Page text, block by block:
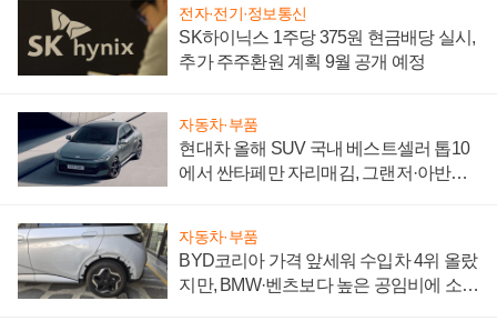
전자·전기·정보통신
SK하이닉스 1주당 375원 현금배당 실시,
추가 주주환원 계획 9월 공개 예정
자동차·부품
현대차 올해 SUV 국내 베스트셀러 톱10
에서 싼타페만 자리매김, 그랜저·아반떼
자동차·부품
BYD코리아 가격 앞세워 수입차 4위 올랐
지만, BMW·벤츠보다 높은 공임비에 소비